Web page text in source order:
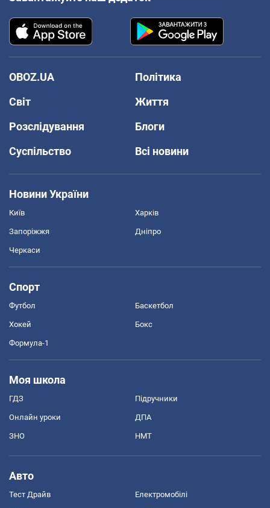
OBOZ.UA
Політика
Світ
Життя
Розслідування
Блоги
Суспільство
Всі новини
Новини України
Київ Харків
Запоріжжя Дніпро
Черкаси
Спорт
Футбол Баскетбол
Хокей Бокс
Формула-1
Моя школа
ГДЗ Підручники
Онлайн уроки ДПА
ЗНО НМТ
Авто
Тест Драйв Електромобілі